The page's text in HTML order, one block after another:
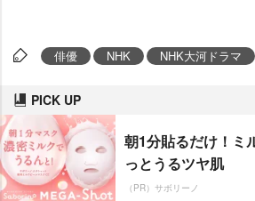
俳優 NHK NHK大河ドラマ
PICK UP
朝1分貼るだけ！ミ
っとうるツヤ肌
（PR）サボリーノ